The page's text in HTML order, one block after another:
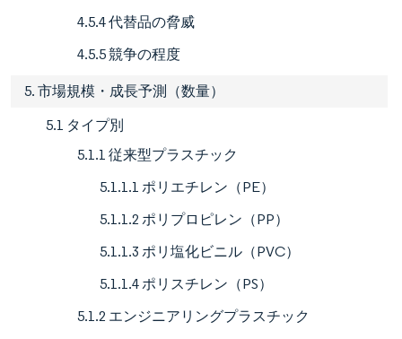
4.5.4 代替品の脅威
4.5.5 競争の程度
5. 市場規模・成長予測（数量）
5.1 タイプ別
5.1.1 従来型プラスチック
5.1.1.1 ポリエチレン（PE）
5.1.1.2 ポリプロピレン（PP）
5.1.1.3 ポリ塩化ビニル（PVC）
5.1.1.4 ポリスチレン（PS）
5.1.2 エンジニアリングプラスチック